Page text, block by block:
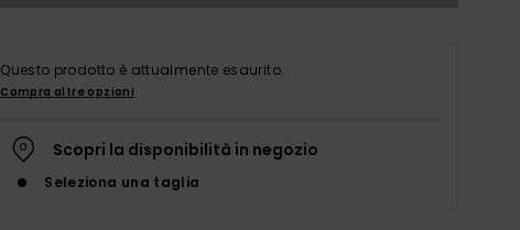
Questo prodotto è attualmente esaurito.
Compra altre opzioni
Scopri la disponibilità in negozio
Seleziona una taglia